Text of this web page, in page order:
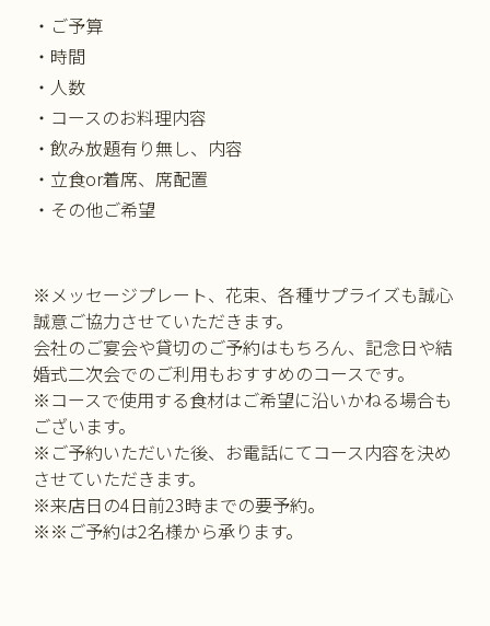
・ご予算
・時間
・人数
・コースのお料理内容
・飲み放題有り無し、内容
・立食or着席、席配置
・その他ご希望
※メッセージプレート、花束、各種サプライズも誠心
誠意ご協力させていただきます。
会社のご宴会や貸切のご予約はもちろん、記念日や結
婚式二次会でのご利用もおすすめのコースです。
※コースで使用する食材はご希望に沿いかねる場合も
ございます。
※ご予約いただいた後、お電話にてコース内容を決め
させていただきます。
※来店日の4日前23時までの要予約。
※※ご予約は2名様から承ります。